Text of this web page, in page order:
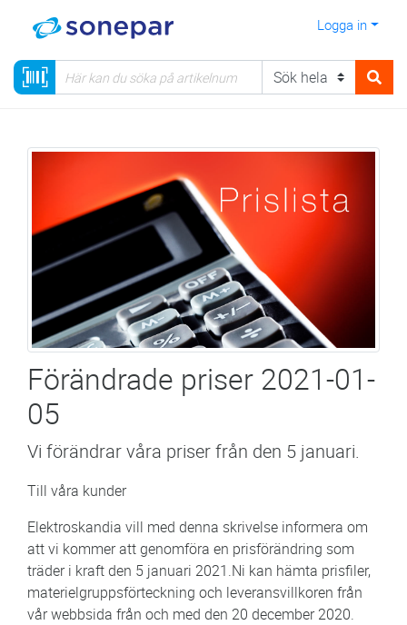
Logga in
Förändrade priser 2021-01-
05
Vi förändrar våra priser från den 5 januari.
Till våra kunder
Elektroskandia vill med denna skrivelse informera om
att vi kommer att genomföra en prisförändring som
träder i kraft den 5 januari 2021.Ni kan hämta prisfiler,
materielgruppsförteckning och leveransvillkoren från
vår webbsida från och med den 20 december 2020.